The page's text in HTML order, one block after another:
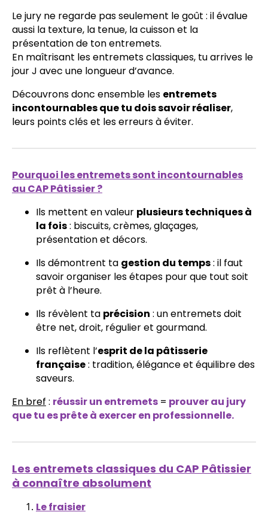
Le jury ne regarde pas seulement le goût : il évalue
aussi la texture, la tenue, la cuisson et la
présentation de ton entremets.
En maîtrisant les entremets classiques, tu arrives le
jour J avec une longueur d’avance.
Découvrons donc ensemble les entremets
incontournables que tu dois savoir réaliser,
leurs points clés et les erreurs à éviter.
Pourquoi les entremets sont incontournables
au CAP Pâtissier ?
Ils mettent en valeur plusieurs techniques à
la fois: biscuits, crèmes, glaçages,
présentation et décors.
Ils démontrent ta gestion du temps: il faut
savoir organiser les étapes pour que tout soit
prêt à l’heure.
Ils révèlent ta précision : un entremets doit
être net, droit, régulier et gourmand.
Ils reflètent l’esprit de la pâtisserie
française: tradition, élégance et équilibre des
saveurs.
En bref : réussir un entremets = prouver au jury
que tu es prête à exercer en professionnelle.
Les entremets classiques du CAP Pâtissier
à connaître absolument
Le fraisier